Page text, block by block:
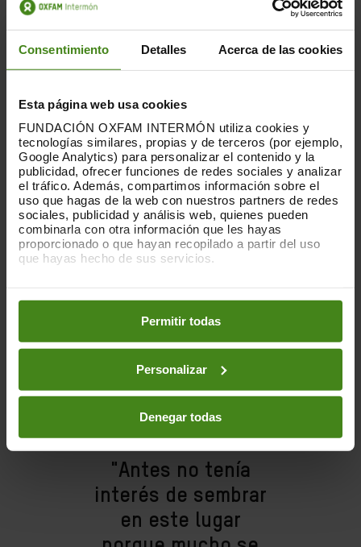
Consentimiento Detalles Acerca de las cookies
Esta página web usa cookies
FUNDACIÓN OXFAM INTERMÓN utiliza cookies y
tecnologías similares, propias y de terceros (por ejemplo,
Google Analytics) para personalizar el contenido y la
publicidad, ofrecer funciones de redes sociales y analizar
el tráfico. Además, compartimos información sobre el
uso que hagas de la web con nuestros partners de redes
sociales, publicidad y análisis web, quienes pueden
combinarla con otra información que les hayas
proporcionado o que hayan recopilado a partir del uso
que hayas hecho de sus servicios.
preferencias accediendo a nuestraPolítica de Cookieso
en los botones facilitados a continuación:
Permitir todas
Personalizar
Denegar todas
suelos tropicales son poco fértiles. Además, el
cambio climático está afectando a esta zona
tanto con sequías duraderas como con
"Antes no tenía
interés de sembrar
en este lugar